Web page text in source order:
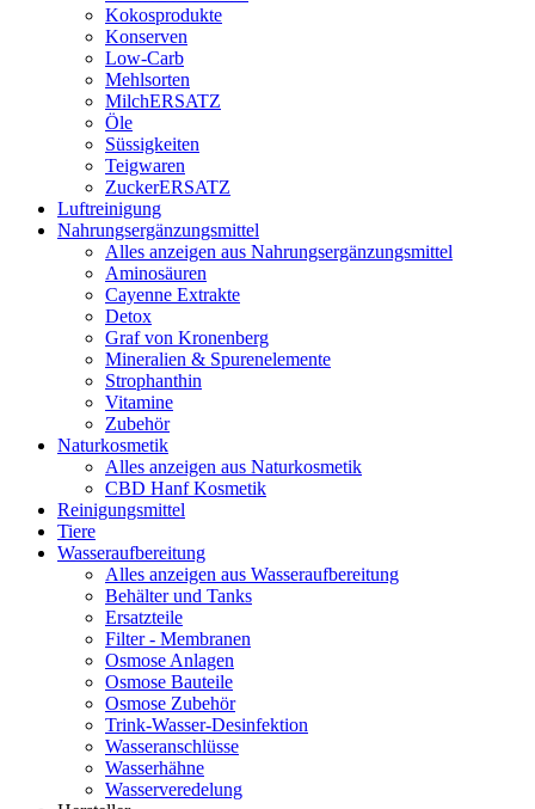
Kokosprodukte
Konserven
Low-Carb
Mehlsorten
MilchERSATZ
Öle
Süssigkeiten
Teigwaren
ZuckerERSATZ
Luftreinigung
Nahrungsergänzungsmittel
Alles anzeigen aus Nahrungsergänzungsmittel
Aminosäuren
Cayenne Extrakte
Detox
Graf von Kronenberg
Mineralien & Spurenelemente
Strophanthin
Vitamine
Zubehör
Naturkosmetik
Alles anzeigen aus Naturkosmetik
CBD Hanf Kosmetik
Reinigungsmittel
Tiere
Wasseraufbereitung
Alles anzeigen aus Wasseraufbereitung
Behälter und Tanks
Ersatzteile
Filter - Membranen
Osmose Anlagen
Osmose Bauteile
Osmose Zubehör
Trink-Wasser-Desinfektion
Wasseranschlüsse
Wasserhähne
Wasserveredelung